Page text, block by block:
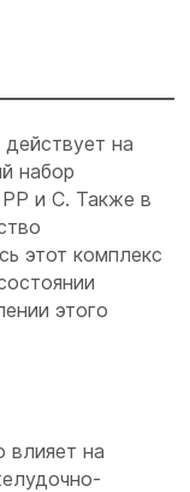
на
набор
и С. Также в
этот комплекс
этого
влияет на